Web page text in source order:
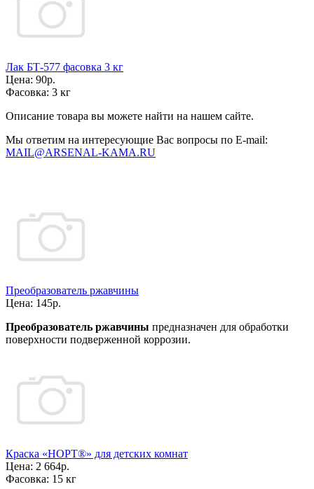
Лак БТ-577 фасовка 3 кг
Цена: 90р.
Фасовка: 3 кг
Описание товара вы можете найти на нашем сайте.
Мы ответим на интересующие Вас вопросы по E-mail:
MAIL@ARSENAL-KAMA.RU
Преобразователь ржавчины
Цена: 145р.
Преобразователь ржавчины предназначен для обработки
поверхности подверженной коррозии.
Краска «НОРТ®» для детских комнат
Цена: 2 664р.
Фасовка: 15 кг